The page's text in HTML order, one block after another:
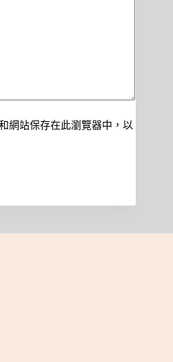
網站保存在此瀏覽器中，以